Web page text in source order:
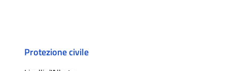
Protezione civile